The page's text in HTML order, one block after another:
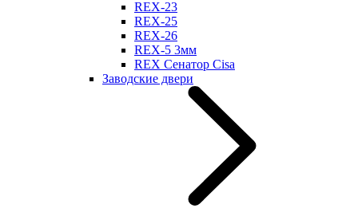
REX-23
REX-25
REX-26
REX-5 3мм
REX Сенатор Cisa
Заводские двери